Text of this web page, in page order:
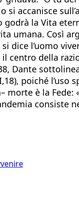
si accanisce
la Vita
umana. Così
dice l’uomo
centro della
Dante
poiché
morte è la
consiste